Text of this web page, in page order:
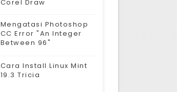
Corel Draw
Mengatasi Photoshop
CC Error "An Integer
Between 96"
Cara Install Linux Mint
19.3 Tricia